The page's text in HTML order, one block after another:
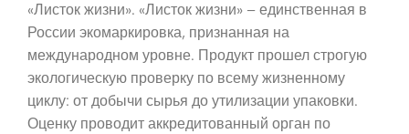
«Листок жизни». «Листок жизни» – единственная в
России экомаркировка, признанная на
международном уровне. Продукт прошел строгую
экологическую проверку по всему жизненному
циклу: от добычи сырья до утилизации упаковки.
Оценку проводит аккредитованный орган по